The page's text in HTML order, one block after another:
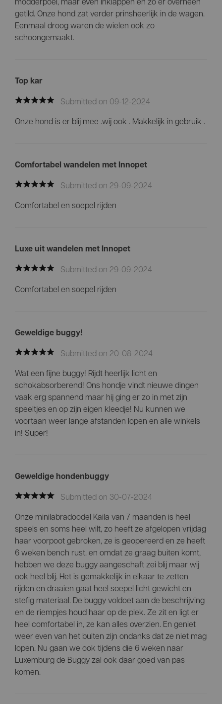
getild. Onze hond zat verder prinsheerlijk in de wagen.
Eenmaal droog waren de wielen ook zo
schoongemaakt.
Top kar
Submitted on 09-12-2024
Onze hond is er blij mee .wij ook . Makkelijk in gebruik .
Comfortabel wandelen met Innopet
Submitted on 29-09-2024
Comfortabel en soepel rijden
Luxe uit wandelen met Innopet
Submitted on 29-09-2024
Comfortabel en soepel rijden
Geweldige buggy!
Submitted on 20-08-2024
Wat een fijne buggy! Rijdt heerlijk licht en
schokabsorberend! Ons hondje vindt nieuwe dingen
vaak erg spannend maar hij ging er zo in met zijn
speeltjes en op zijn eigen kleedje! Nu kunnen we
voortaan weer lange afstanden lopen en alle winkels
in! Super!
Geweldige hondenbuggy
Submitted on 30-07-2024
Onze minilabradoodel Kaila van 7 maanden is heel
speels en soms heel wilt, zo heeft ze afgelopen vrijdag
haar voorpoot gebroken, ze is geopereerd en ze heeft
6 weken bench rust. en omdat ze graag buiten komt,
hebben we deze buggy aangeschaft zei blij maar wij
ook heel blij. Het is gemakkelijk in elkaar te zetten
rijden en draaien gaat heel soepel licht gewicht en
stefig materiaal. De buggy voldoet aan de beschrijving
en de riempjes houd haar op de plek. Ze zit en ligt er
heel comfortabel in, ze kan alles overzien. En geniet
weer even van het buiten zijn ondanks dat ze niet mag
lopen. Nu gaan we ook tijdens die 6 weken naar
Luxemburg de Buggy zal ook daar goed van pas
komen.